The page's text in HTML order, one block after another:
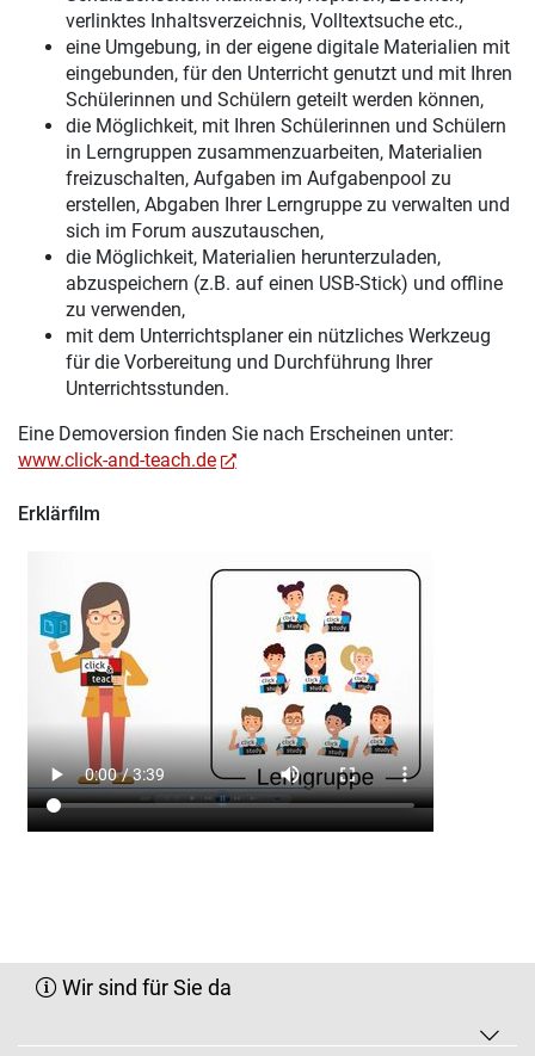
verlinktes Inhaltsverzeichnis, Volltextsuche etc.,
eine Umgebung, in der eigene digitale Materialien mit
eingebunden, für den Unterricht genutzt und mit Ihren
Schülerinnen und Schülern geteilt werden können,
die Möglichkeit, mit Ihren Schülerinnen und Schülern
in Lerngruppen zusammenzuarbeiten, Materialien
freizuschalten, Aufgaben im Aufgabenpool zu
erstellen, Abgaben Ihrer Lerngruppe zu verwalten und
sich im Forum auszutauschen,
die Möglichkeit, Materialien herunterzuladen,
abzuspeichern (z.B. auf einen USB-Stick) und offline
zu verwenden,
mit dem Unterrichtsplaner ein nützliches Werkzeug
für die Vorbereitung und Durchführung Ihrer
Unterrichtsstunden.
Eine Demoversion finden Sie nach Erscheinen unter:
www.click-and-teach.de
Erklärfilm
Wir sind für Sie da